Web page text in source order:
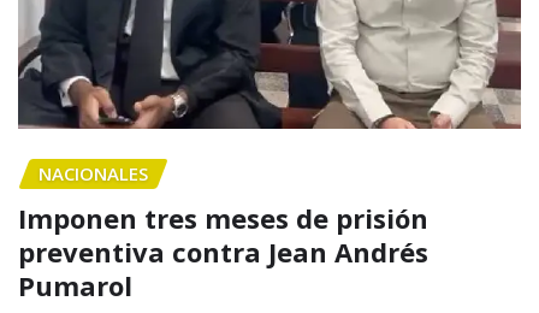
NACIONALES
Imponen tres meses de prisión
preventiva contra Jean Andrés
Pumarol